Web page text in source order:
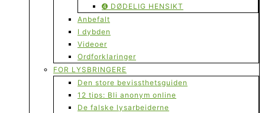
➍ DØDELIG HENSIKT
Anbefalt
I dybden
Videoer
Ordforklaringer
FOR LYSBRINGERE
Den store bevissthetsguiden
12 tips: Bli anonym online
De falske lysarbeiderne